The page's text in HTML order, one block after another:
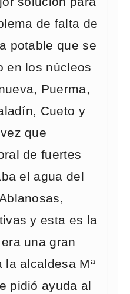
de falta de
potable que se
en los núcleos
Puerma,
Cueto y
que
de fuertes
el agua del
y esta es la
una gran
la alcaldesa Mª
pidió ayuda al